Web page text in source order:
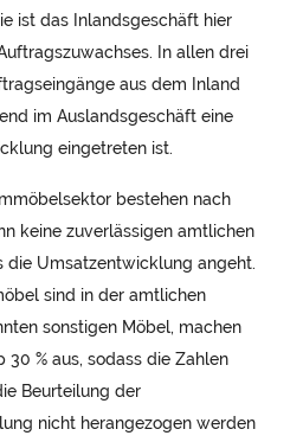
ist das Inlandsgeschäft hier
In allen drei
aus dem Inland
im Auslandsgeschäft eine
eingetreten ist.
bestehen nach
keine zuverlässigen amtlichen
die Umsatzentwicklung angeht.
sind in der amtlichen
sonstigen Möbel, machen
% aus, sodass die Zahlen
Beurteilung der
nicht herangezogen werden